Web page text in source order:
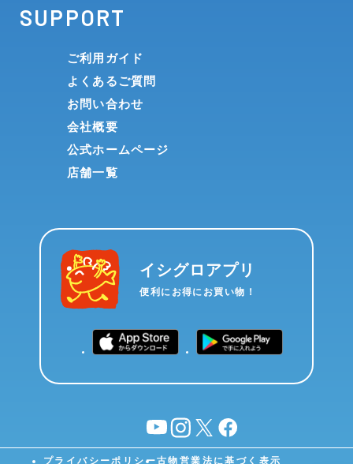
SUPPORT
ご利用ガイド
よくあるご質問
お問い合わせ
会社概要
公式ホームページ
店舗一覧
イシグロアプリ
便利にお得にお買い物！
YouTubeinstagram
X facebook
プライバシーポリシー古物営業法に基づく表示